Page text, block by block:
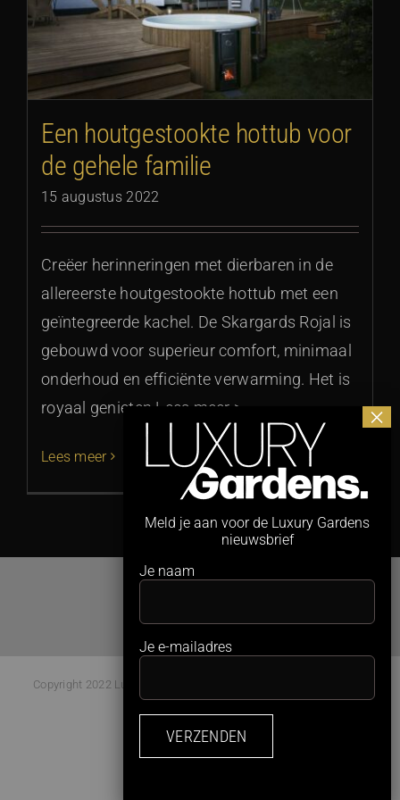
Een houtgestookte hottub voor
de gehele familie
15 augustus 2022
Creëer herinneringen met dierbaren in de
allereerste houtgestookte hottub met een
geïntegreerde kachel. De Skargards Rojal is
gebouwd voor superieur comfort, minimaal
onderhoud en efficiënte verwarming. Het is
royaal genieten Lees meer >
Lees meer
Copyright 2022 Luxury Gardens Magazine | All Rights Reserved |
Webdesign:Studio Kaboem!
Facebook
Instagram
Meld je aan voor de Luxury Gardens
nieuwsbrief
Je naam
Je e-mailadres